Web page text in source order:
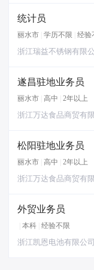
统计员
丽水市 学历不限 经验
浙江瑞益不锈钢有限
遂昌驻地业务员
丽水市 高中 2年以上
浙江万达食品商贸有
松阳驻地业务员
丽水市 高中 2年以上
浙江万达食品商贸有
外贸业务员
本科 经验不限
浙江凯恩电池有限公司